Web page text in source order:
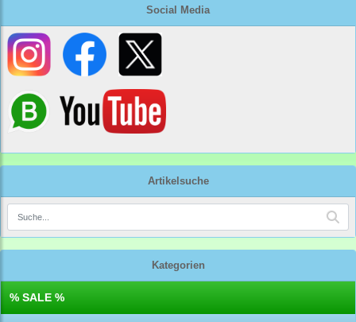
Social Media
Artikelsuche
Kategorien
% SALE %